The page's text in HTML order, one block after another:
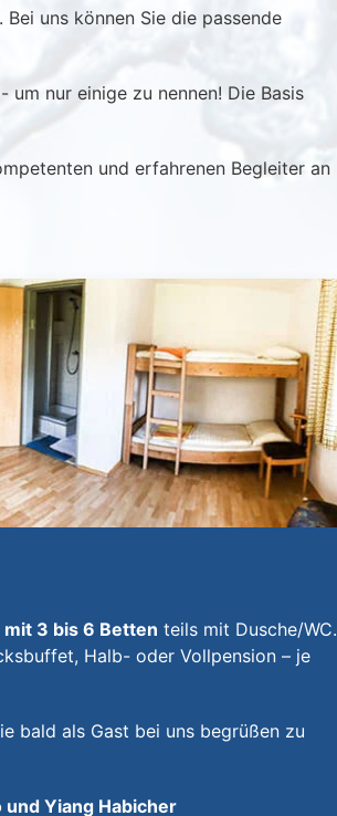
uns können Sie die passende
nur einige zu nennen! Die Basis
und erfahrenen Begleiter an
3 bis 6 Betten teils mit Dusche/WC.
Halb- oder Vollpension – je
bald als Gast bei uns begrüßen zu
und Yiang Habicher